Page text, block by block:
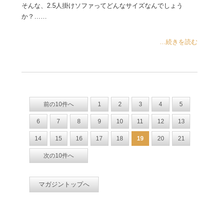
そんな、2.5人掛けソファってどんなサイズなんでしょう
か？……
...続きを読む
前の10件へ 1 2 3 4 5
6 7 8 9 10 11 12 13
14 15 16 17 18 19 20 21
次の10件へ
マガジントップへ